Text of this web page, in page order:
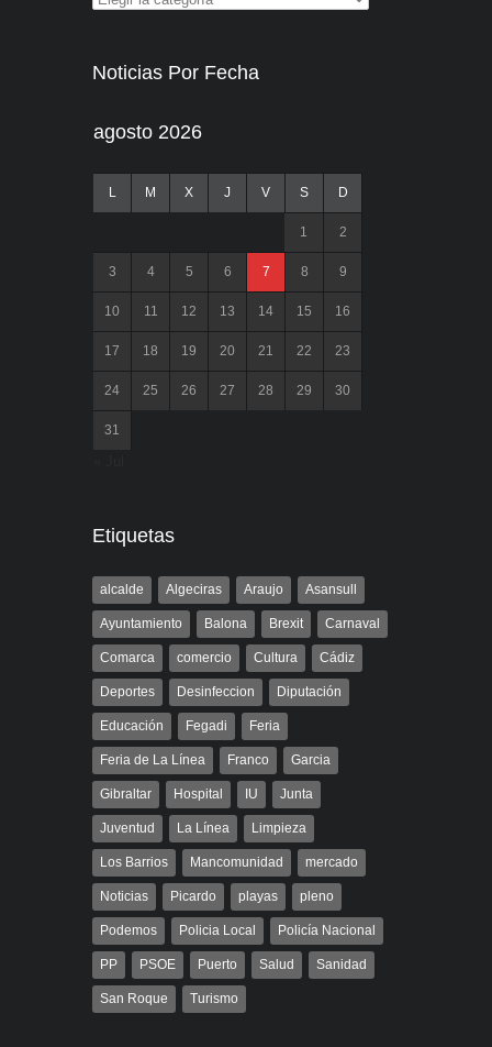
Noticias Por Fecha
agosto 2026
L M X J V S D
1 2
3 4 5 6 7 8 9
10 11 12 13 14 15 16
17 18 19 20 21 22 23
24 25 26 27 28 29 30
31
Etiquetas
alcalde Algeciras Araujo Asansull
Ayuntamiento Balona Brexit Carnaval
Comarca comercio Cultura Cádiz
Deportes Desinfeccion Diputación
Educación Fegadi Feria
Feria de La Línea Franco Garcia
Gibraltar Hospital IU Junta
Juventud La Línea Limpieza
Los Barrios Mancomunidad mercado
Noticias Picardo playas pleno
Podemos Policia Local Policía Nacional
PP PSOE Puerto Salud Sanidad
San Roque Turismo